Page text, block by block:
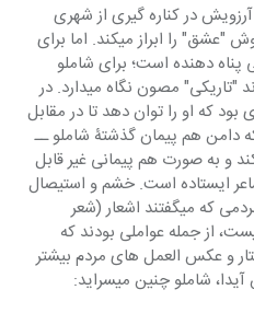
در کناره گیری از شهری
"عشق" را ابراز میکند. اما برای
دهنده است؛ برای شاملو
"تاریکی" مصون نگاه میدارد. در
که او را توان دهد تا در مقابل
دامن هم پیمان گذشتۀ شاملو ــ
و به صورت هم پیمانی غیر قابل
ایستاده است. خشم و استیصال
که میگفتند اشعار (شعر
از جمله عواملی بودند که
و عکس العمل های مردم بیشتر
شاملو چنین میسراید: